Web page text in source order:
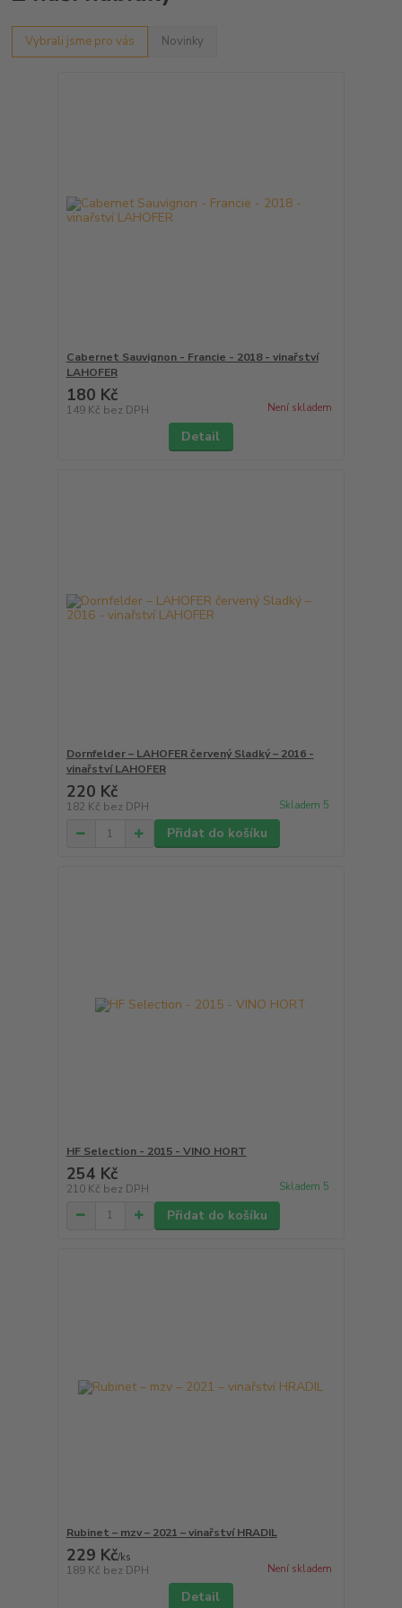
Vybrali jsme pro vás Novinky
Cabernet Sauvignon - Francie - 2018 - vinařství
LAHOFER
180 Kč
149 Kč bez DPH Není skladem
Detail
Dornfelder – LAHOFER červený Sladký – 2016 -
vinařství LAHOFER
220 Kč
182 Kč bez DPH Skladem 5
Přidat do košíku
HF Selection - 2015 - VINO HORT
254 Kč
210 Kč bez DPH Skladem 5
Přidat do košíku
Rubinet – mzv – 2021 – vinařství HRADIL
229 Kč/ks
189 Kč bez DPH Není skladem
Detail